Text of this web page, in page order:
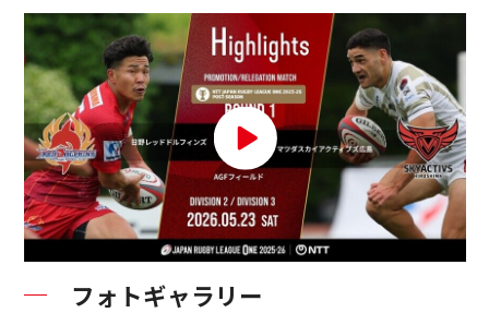
フォトギャラリー